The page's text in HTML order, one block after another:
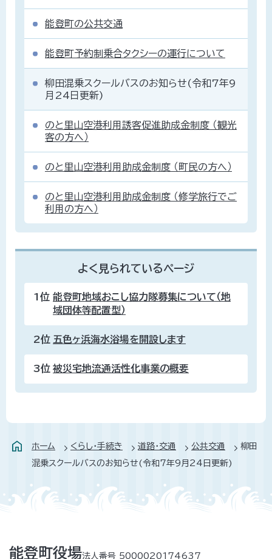
能登町の公共交通
能登町予約制乗合タクシーの運行について
柳田混乗スクールバスのお知らせ(令和7年9
月24日更新)
のと里山空港利用誘客促進助成金制度 （観光
客の方へ）
のと里山空港利用助成金制度 （町民の方へ）
のと里山空港利用助成金制度 （修学旅行でご
利用の方へ）
よく見られているページ
1位 能登町地域おこし協力隊募集について（地
域団体等配置型）
2位 五色ヶ浜海水浴場を開設します
3位 被災宅地流通活性化事業の概要
ホーム くらし・手続き 道路・交通 公共交通
柳田
混乗スクールバスのお知らせ(令和7年9月24日更新)
能登町役場法人番号 5000020174637